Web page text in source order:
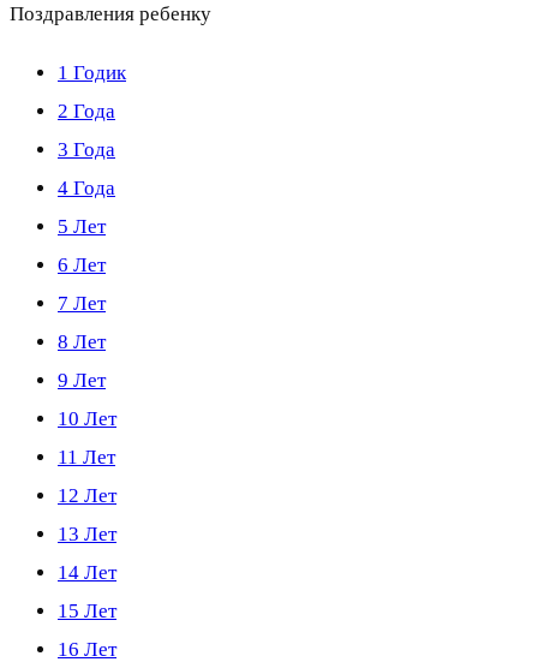
Поздравления ребенку
1 Годик
2 Года
3 Года
4 Года
5 Лет
6 Лет
7 Лет
8 Лет
9 Лет
10 Лет
11 Лет
12 Лет
13 Лет
14 Лет
15 Лет
16 Лет